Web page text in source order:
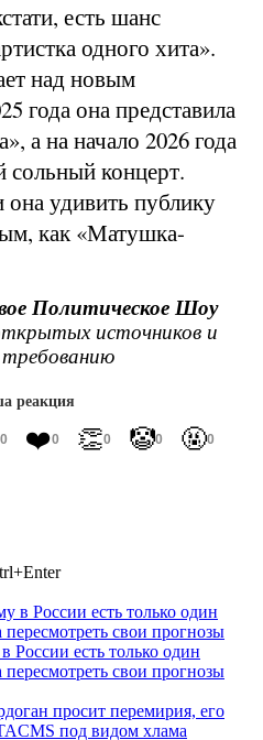
есть шанс
одного хита».
над новым
года она представила
а на начало 2026 года
сольный концерт.
удивить публику
как «Матушка-
Политическое Шоу
источников и
реакция
0 ❤️0 👏0 🤡0 🤬0
есть только один
свои прогнозы